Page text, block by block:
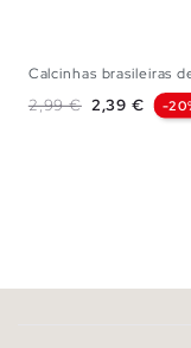
Calcinhas brasileiras
Preço normal
2,99 € Preço
2,39 € -